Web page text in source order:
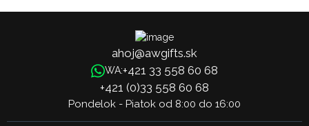
ahoj@awgifts.sk
WA:+421 33 558 60 68
+421 (0)33 558 60 68
Pondelok - Piatok od 8:00 do 16:00